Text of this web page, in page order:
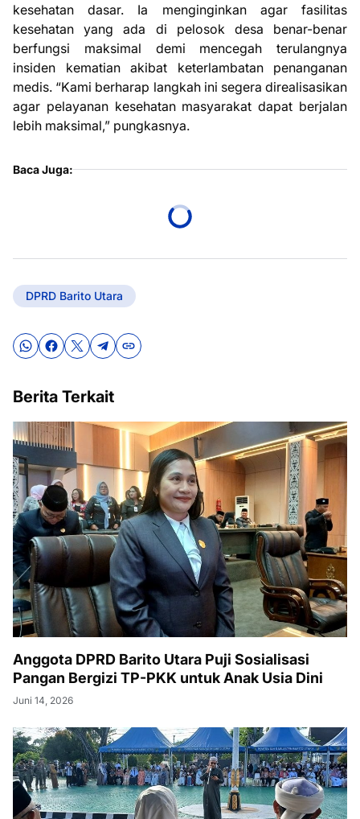
kesehatan dasar. Ia menginginkan agar fasilitas
kesehatan yang ada di pelosok desa benar-benar
berfungsi maksimal demi mencegah terulangnya
insiden kematian akibat keterlambatan penanganan
medis. “Kami berharap langkah ini segera direalisasikan
agar pelayanan kesehatan masyarakat dapat berjalan
lebih maksimal,” pungkasnya.
Baca Juga:
DPRD Barito Utara
Berita Terkait
Anggota DPRD Barito Utara Puji Sosialisasi
Pangan Bergizi TP-PKK untuk Anak Usia Dini
Juni 14, 2026